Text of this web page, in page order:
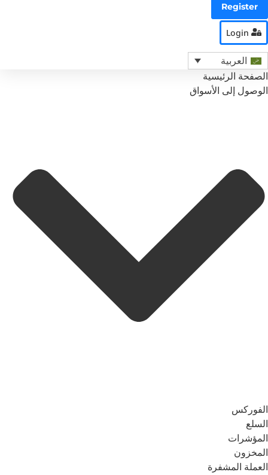
Register
Login
العربية
الصفحة الرئيسية
الوصول إلى الأسواق
الفوركس
السلع
المؤشرات
المخزون
العملة المشفرة